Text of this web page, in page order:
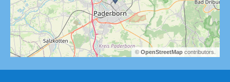
©OpenStreetMap contributors.